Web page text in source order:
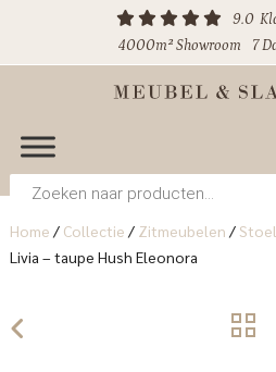
9.0
4000m² Showroom
7
Producten
zoeken
Home / Collectie / Zitmeubelen /
Livia – taupe Hush Eleonora